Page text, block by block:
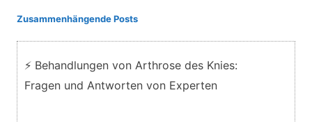
Zusammenhängende Posts
⚡ Behandlungen von Arthrose des Knies:
Fragen und Antworten von Experten